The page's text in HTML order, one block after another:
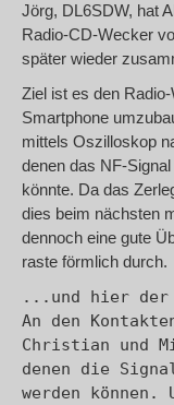
Jörg, DL6SDW, hat
Radio-CD-Wecker
später wieder
Ziel ist es den
Smartphone
mittels Oszilloskop
denen das NF-
könnte. Da das
dies beim nächsten
dennoch eine gute
raste förmlich durch.
...und hier der
An den
Christian und
denen die
werden können.